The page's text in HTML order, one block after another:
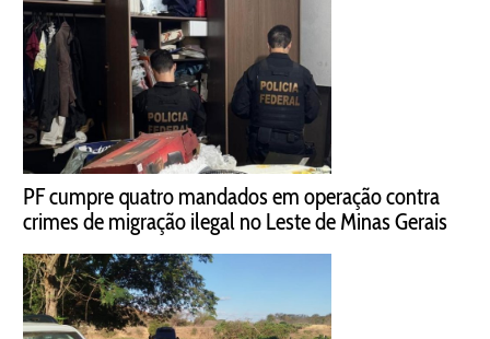
PF cumpre quatro mandados em operação contra
crimes de migração ilegal no Leste de Minas Gerais